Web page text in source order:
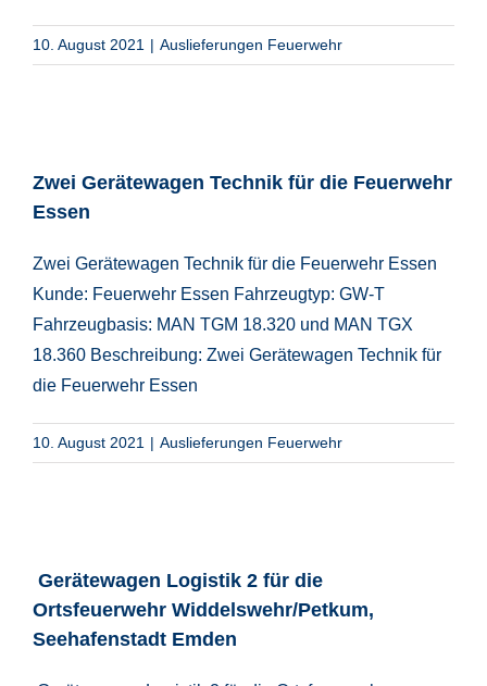
10. August 2021 | Auslieferungen Feuerwehr
Zwei Gerätewagen Technik für die Feuerwehr
Essen
Zwei Gerätewagen Technik für die Feuerwehr Essen
Kunde: Feuerwehr Essen Fahrzeugtyp: GW-T
Fahrzeugbasis: MAN TGM 18.320 und MAN TGX
18.360 Beschreibung: Zwei Gerätewagen Technik für
die Feuerwehr Essen
10. August 2021 | Auslieferungen Feuerwehr
Gerätewagen Logistik 2 für die
Ortsfeuerwehr Widdelswehr/Petkum,
Seehafenstadt Emden